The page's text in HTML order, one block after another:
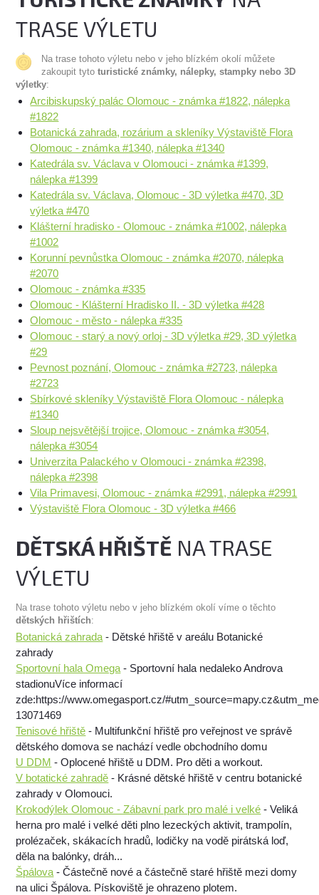
TRASE VÝLETU
Na trase tohoto výletu nebo v jeho blízkém okolí můžete
zakoupit tytoturistické známky, nálepky, stampky nebo 3D
výletky:
Arcibiskupský palác Olomouc - známka #1822, nálepka
#1822
Botanická zahrada, rozárium a skleníky Výstaviště Flora
Olomouc - známka #1340, nálepka #1340
Katedrála sv. Václava v Olomouci - známka #1399,
nálepka #1399
Katedrála sv. Václava, Olomouc - 3D výletka #470, 3D
výletka #470
Klášterní hradisko - Olomouc - známka #1002, nálepka
#1002
Korunní pevnůstka Olomouc - známka #2070, nálepka
#2070
Olomouc - známka #335
Olomouc - Klášterní Hradisko II. - 3D výletka #428
Olomouc - město - nálepka #335
Olomouc - starý a nový orloj - 3D výletka #29, 3D výletka
#29
Pevnost poznání, Olomouc - známka #2723, nálepka
#2723
Sbírkové skleníky Výstaviště Flora Olomouc - nálepka
#1340
Sloup nejsvětější trojice, Olomouc - známka #3054,
nálepka #3054
Univerzita Palackého v Olomouci - známka #2398,
nálepka #2398
Vila Primavesi, Olomouc - známka #2991, nálepka #2991
Výstaviště Flora Olomouc - 3D výletka #466
DĚTSKÁ HŘIŠTĚ NA TRASE
VÝLETU
Na trase tohoto výletu nebo v jeho blízkém okolí víme o těchto
dětských hřištích:
Botanická zahrada - Dětské hřiště v areálu Botanické
zahrady
Sportovní hala Omega - Sportovní hala nedaleko Androva
stadionuVíce informací
zde:https://www.omegasport.cz/
13071469
Tenisové hřiště - Multifunkční hřiště pro veřejnost ve správě
dětského domova se nachází vedle obchodního domu
U DDM - Oplocené hřiště u DDM. Pro děti a workout.
V botatické zahradě - Krásné dětské hřiště v centru botanické
zahrady v Olomouci.
Krokodýlek Olomouc - Zábavní park pro malé i velké - Veliká
herna pro malé i velké děti plno lezeckých aktivit, trampolín,
prolézaček, skákacích hradů, lodičky na vodě pirátská loď,
děla na balónky, dráh...
Špálova - Částečně nové a částečně staré hřiště mezi domy
na ulici Špálova. Pískoviště je ohrazeno plotem.